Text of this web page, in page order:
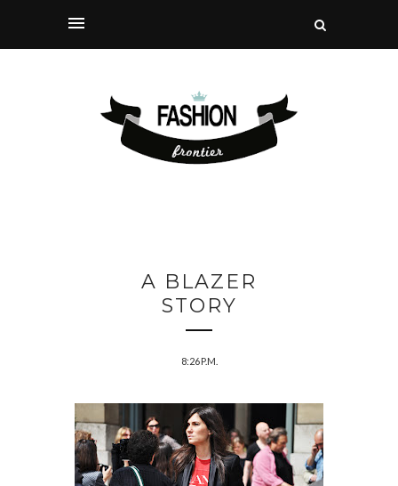
A BLAZER
STORY
8:26 P.M.